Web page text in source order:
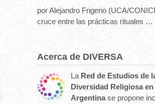
por Alejandro Frigerio (UCA/
cruce entre las prácticas rituales …
Acerca de DIVERSA
La Red de Estudios de
Diversidad Religiosa en
Argentinase propone